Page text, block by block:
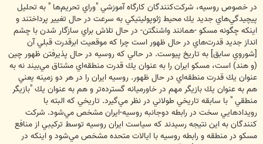
در خصوص روسيه، شركت‌كنندگان كارگاه آموزشي "وراي تحريم‌ها " به تحليل
پيچيدگي‌هاي جديد يك محيط ژئوپوليتيكي به سرعت در حال تغيير پرداختند و
اينكه چگونه مسكو -همانند واشنگتن- در حال تلاش براي سازگار شدن با چشم
انداز جديد قدرت‌هاي در حال ظهور است چرا كه موقعيت ابرقدرت قبلي آن
[شوروي سابق] به تاريخ پيوست. در حالي كه روسيه در حال پذيرفتن ظهور چين
(و هند) است، مسكو ايران را به عنوان يك قدرت منطقه‌اي مشتاق مي‌بيند نه به
عنوان يك قدرت منطقه‌اي در حال ظهور. روسيه ايران را در هر دو زمينه يعني
هم به عنوان يك بازيگر مهم در خاورميانه گسترده‌تر و هم به عنوان يك "بازيگر
منطقي " با سابقه تاريخي طولاني در نظر مي‌گيرد. تاريخي كه البته با
رويدادهايي سخت در رابطه دوجانبه روسيه-ايران مشخص مي‌شود. شركت
كنندگان به اين نتيجه رسيدند كه سياست ايران روسيه توسط تركيبي از منافع
مسكو در منطقه و رابطه روسيه با ايالات متحده مشخص مي‌شود و اينكه در